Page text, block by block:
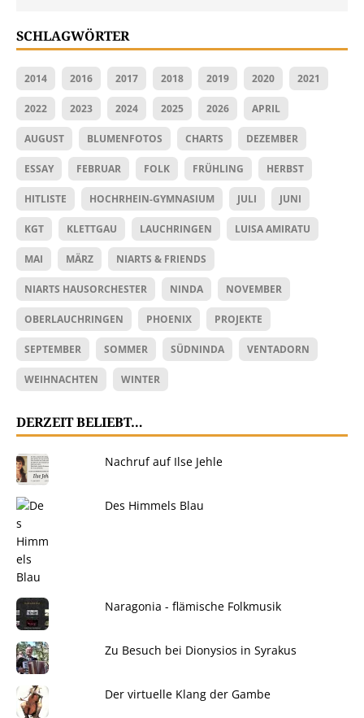
SCHLAGWÖRTER
2014 2016 2017 2018 2019 2020 2021
2022 2023 2024 2025 2026 APRIL
AUGUST BLUMENFOTOS CHARTS DEZEMBER
ESSAY FEBRUAR FOLK FRÜHLING HERBST
HITLISTE HOCHRHEIN-GYMNASIUM JULI JUNI
KGT KLETTGAU LAUCHRINGEN LUISA AMIRATU
MAI MÄRZ NIARTS & FRIENDS
NIARTS HAUSORCHESTER NINDA NOVEMBER
OBERLAUCHRINGEN PHOENIX PROJEKTE
SEPTEMBER SOMMER SÜDNINDA VENTADORN
WEIHNACHTEN WINTER
DERZEIT BELIEBT…
Nachruf auf Ilse Jehle
Des Himmels Blau
Naragonia - flämische Folkmusik
Zu Besuch bei Dionysios in Syrakus
Der virtuelle Klang der Gambe